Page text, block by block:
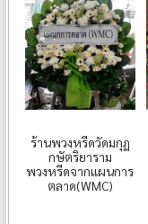
ร้านพวงหรีดวัดมกุฏ
กษัตริยาราม
พวงหรีดจากแผนการ
ตลาด(WMC)